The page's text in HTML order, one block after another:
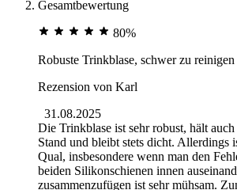
Gesamtbewertung
80%
Robuste Trinkblase, schwer zu reinigen
Rezension von Karl
31.08.2025
Die Trinkblase ist sehr robust, hält
Stand und bleibt stets dicht. Allerdings
Qual, insbesondere wenn man den
beiden Silikonschienen innen
zusammenzufügen ist sehr mühsam.